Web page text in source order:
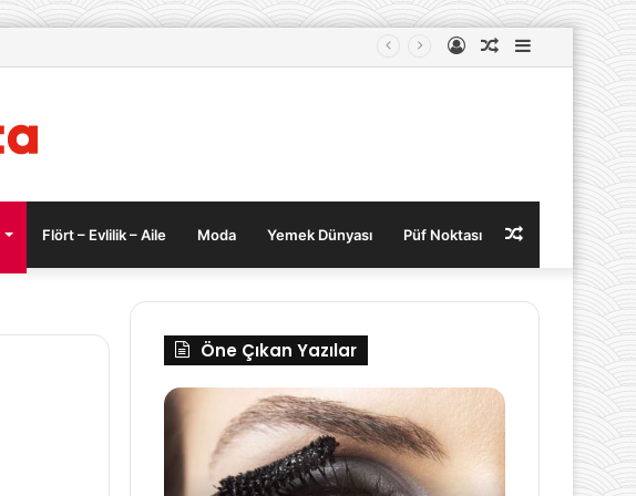
Kenar
Bölmesi
Rastgele
Kayıt
Flört – Evlilik – Aile Moda Yemek Dünyası Püf Noktası Rastgele
Makale
Öne Çıkan Yazılar
Doğru Maskara Seçimleri
Sağlığını
Destekleyen
10
Besin: